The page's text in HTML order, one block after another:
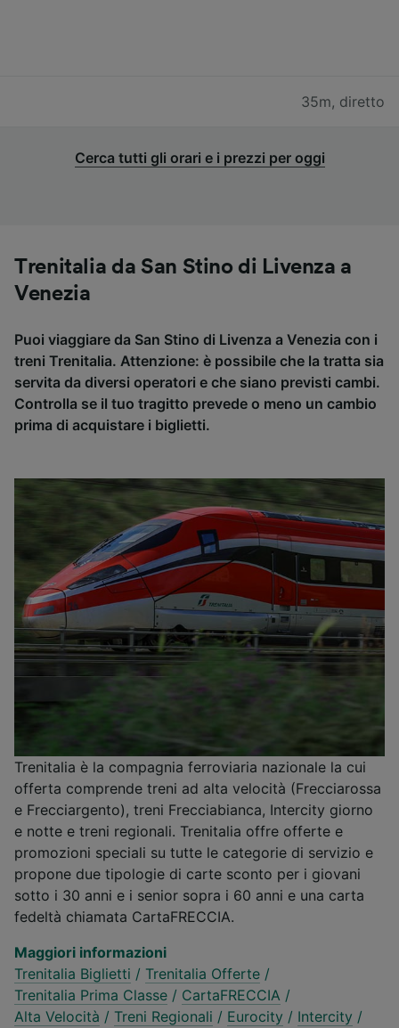
35m, diretto
Cerca tutti gli orari e i prezzi per oggi
Trenitalia da San Stino di Livenza a
Venezia
Puoi viaggiare da San Stino di Livenza a Venezia con i
treni Trenitalia. Attenzione: è possibile che la tratta sia
servita da diversi operatori e che siano previsti cambi.
Controlla se il tuo tragitto prevede o meno un cambio
prima di acquistare i biglietti.
Trenitalia è la compagnia ferroviaria nazionale la cui
offerta comprende treni ad alta velocità (Frecciarossa
e Frecciargento), treni Frecciabianca, Intercity giorno
e notte e treni regionali. Trenitalia offre offerte e
promozioni speciali su tutte le categorie di servizio e
propone due tipologie di carte sconto per i giovani
sotto i 30 anni e i senior sopra i 60 anni e una carta
fedeltà chiamata CartaFRECCIA.
Maggiori informazioni
Trenitalia Biglietti / Trenitalia Offerte /
Trenitalia Prima Classe / CartaFRECCIA /
Alta Velocità / Treni Regionali / Eurocity / Intercity /